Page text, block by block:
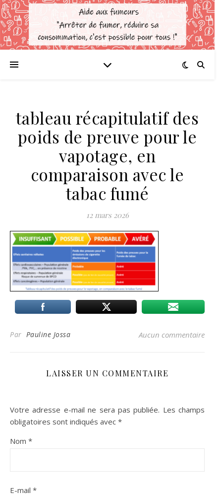
tableau récapitulatif des
poids de preuve pour le
vapotage, en
comparaison avec le
tabac fumé
12 mars 2026
Par Pauline Jossa Aucun commentaire
LAISSER UN COMMENTAIRE
Votre adresse e-mail ne sera pas publiée. Les champs
obligatoires sont indiqués avec *
Nom *
E-mail *